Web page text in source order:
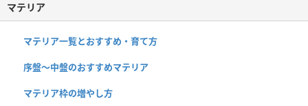
マテリア
マテリア一覧とおすすめ・育て方
序盤～中盤のおすすめマテリア
マテリア枠の増やし方